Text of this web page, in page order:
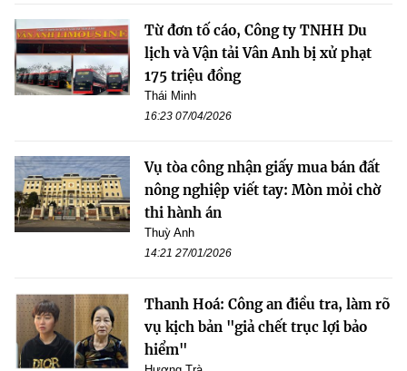
Từ đơn tố cáo, Công ty TNHH Du
lịch và Vận tải Vân Anh bị xử phạt
175 triệu đồng
Thái Minh
16:23 07/04/2026
Vụ tòa công nhận giấy mua bán đất
nông nghiệp viết tay: Mòn mỏi chờ
thi hành án
Thuỳ Anh
14:21 27/01/2026
Thanh Hoá: Công an điều tra, làm rõ
vụ kịch bản "giả chết trục lợi bảo
hiểm"